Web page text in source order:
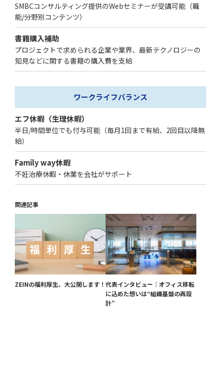
SMBCコンサルティング提供のWebセミナーが受講可能（職
能/分野別コンテンツ）
書籍購入補助
プロジェクトで求められる企業や業界、最新テクノロジーの
知見などに関する書籍の購入費を支給
ワークライフバランス
エフ休暇（生理休暇）
半日/時間単位でも付与可能（毎月1回まで有給、2回目以降無
給）
Family way休暇
不妊治療休暇・休業を会社がサポート
関連記事
ZEINの福利厚生、大公開します！ 代表インタビュー｜オフィス移転
に込めた想いは“組織基盤の再設
計”